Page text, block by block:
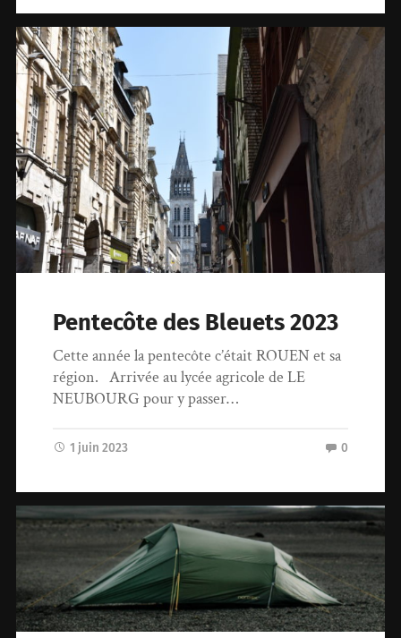
Pentecôte des Bleuets 2023
Cette année la pentecôte c’était ROUEN et sa
région. Arrivée au lycée agricole de LE
NEUBOURG pour y passer…
1 juin 2023 0